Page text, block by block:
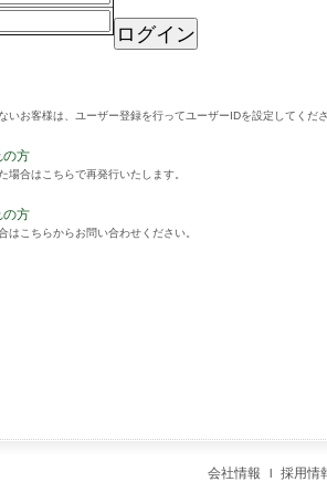
いお客様は、ユーザー登録を行ってユーザーIDを設定してくだ
の方
場合はこちらで再発行いたします。
の方
はこちらからお問い合わせください。
会社情報
採用情